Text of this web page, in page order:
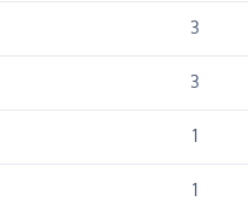
3
3
1
1